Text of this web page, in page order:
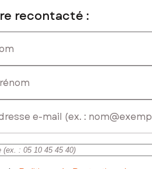
recontacté :